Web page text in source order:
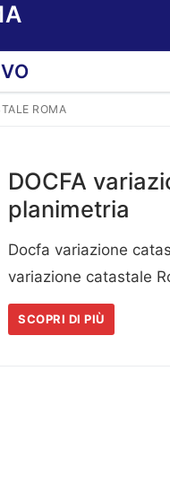
ROMA
DOCFA
planimetria
Docfa variazione
variazione catastale
SCOPRI DI PIÙ